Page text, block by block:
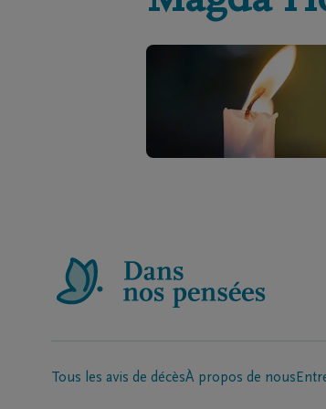
Tous les avis de décèsÀ propos de nous